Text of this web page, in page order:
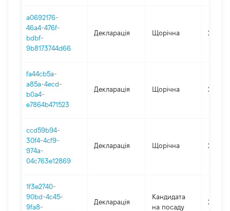
a0692176-
46a4-476f-
bdbf-
9b8173744d66
Декларація Щорічна 2021
fa44cb5a-
a85a-4ecd-
b0a4-
e7864b471523
Декларація Щорічна 2020
ccd59b94-
30f4-4cf9-
974a-
04c763e12869
Декларація Щорічна 2019
1f3e2740-
90bd-4c45-
9fa8-
Декларація
Кандидата
на посаду
2018